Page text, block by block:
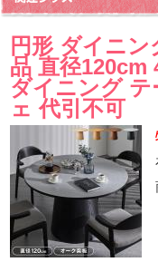
円形 ダイニ
品 直径120cm
ダイニング テ
ェ 代引不可